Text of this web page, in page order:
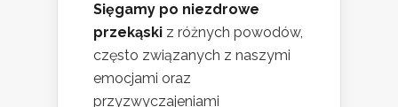
Sięgamy po niezdrowe
przekąski z różnych powodów,
często związanych z naszymi
emocjami oraz
przyzwyczajeniami